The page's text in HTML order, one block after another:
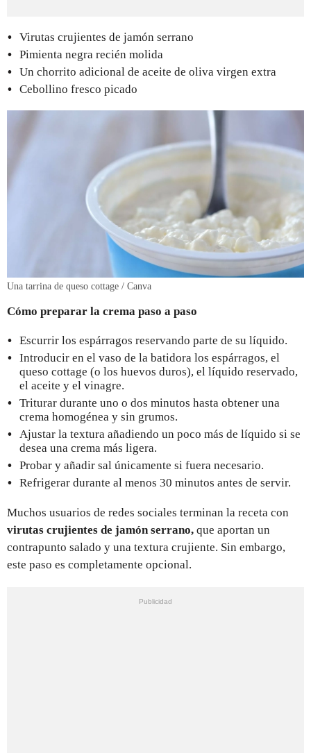
Virutas crujientes de jamón serrano
Pimienta negra recién molida
Un chorrito adicional de aceite de oliva virgen extra
Cebollino fresco picado
Una tarrina de queso cottage / Canva
Cómo preparar la crema paso a paso
Escurrir los espárragos reservando parte de su líquido.
Introducir en el vaso de la batidora los espárragos, el
queso cottage (o los huevos duros), el líquido reservado,
el aceite y el vinagre.
Triturar durante uno o dos minutos hasta obtener una
crema homogénea y sin grumos.
Ajustar la textura añadiendo un poco más de líquido si se
desea una crema más ligera.
Probar y añadir sal únicamente si fuera necesario.
Refrigerar durante al menos 30 minutos antes de servir.
Muchos usuarios de redes sociales terminan la receta con
virutas crujientes de jamón serrano, que aportan un
contrapunto salado y una textura crujiente. Sin embargo,
este paso es completamente opcional.